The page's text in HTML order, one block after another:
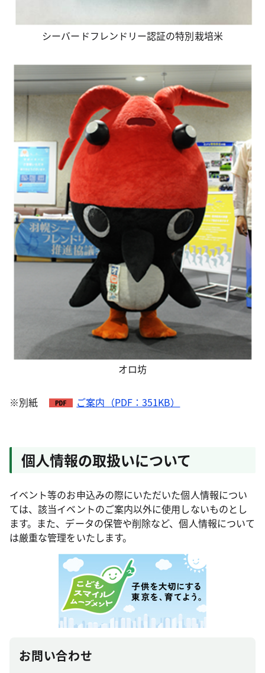
シーバードフレンドリー認証の特別栽培米
オロ坊
※別紙 ご案内（PDF：351KB）
個人情報の取扱いについて
イベント等のお申込みの際にいただいた個人情報につい
ては、該当イベントのご案内以外に使用しないものとし
ます。また、データの保管や削除など、個人情報について
は厳重な管理をいたします。
お問い合わせ